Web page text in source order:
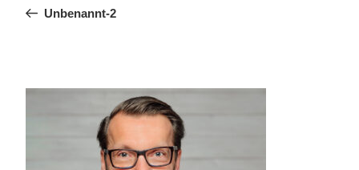
Unbenannt-2